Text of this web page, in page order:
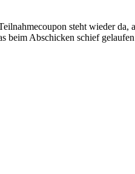
steht wieder da,
beim Abschicken schief